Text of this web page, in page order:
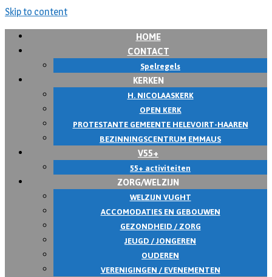
Skip to content
HOME
CONTACT
Spelregels
KERKEN
H. NICOLAASKERK
OPEN KERK
PROTESTANTE GEMEENTE HELEVOIRT-HAAREN
BEZINNINGSCENTRUM EMMAUS
V55+
55+ activiteiten
ZORG/WELZIJN
WELZIJN VUGHT
ACCOMODATIES EN GEBOUWEN
GEZONDHEID / ZORG
JEUGD / JONGEREN
OUDEREN
VERENIGINGEN / EVENEMENTEN